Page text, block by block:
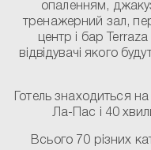
опаленням,
тренажерний зал,
центр і бар
відвідувачі якого
Готель знаходиться
Ла-Пас і 40
Всього 70 різних